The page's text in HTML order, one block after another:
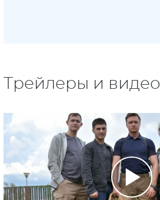
Трейлеры и видео